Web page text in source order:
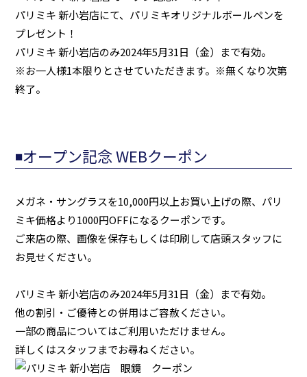
パリミキ 新小岩店にて、パリミキオリジナルボールペンを
プレゼント！
パリミキ 新小岩店のみ2024年5月31日（金）まで有効。
※お一人様1本限りとさせていただきます。※無くなり次第
終了。
◾️オープン記念 WEBクーポン
メガネ・サングラスを10,000円以上お買い上げの際、パリ
ミキ価格より1000円OFFになるクーポンです。
ご来店の際、画像を保存もしくは印刷して店頭スタッフに
お見せください。
パリミキ 新小岩店のみ2024年5月31日（金）まで有効。
他の割引・ご優待との併用はご容赦ください。
一部の商品についてはご利用いただけません。
詳しくはスタッフまでお尋ねください。